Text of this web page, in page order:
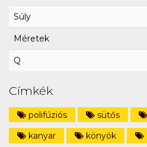
Súly
Méretek
Q
Címkék
polifúziós sütős
kanyar
könyök